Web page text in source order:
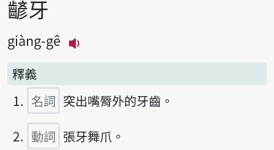
主內容區塊
齴牙
giàng-gê
釋義
名詞 突出嘴脣外的牙齒。
動詞 張牙舞爪。